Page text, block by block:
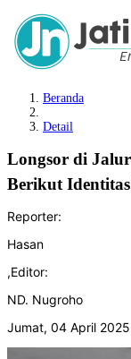
Beranda
Detail
Longsor di
Berikut
Reporter:
Hasan
,Editor:
ND. Nugroho
Jumat, 04 April